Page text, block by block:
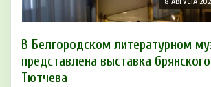
В Белгородском литературном
представлена выставка
Тютчева